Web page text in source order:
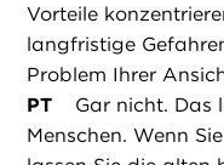
Vorteile
langfristige
Problem Ihrer
PT
Gar nicht. Das
Menschen. Wenn